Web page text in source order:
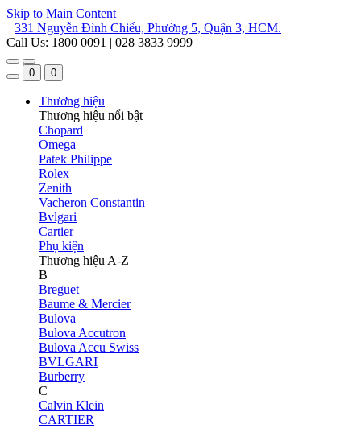
Skip to Main Content
331 Nguyễn Đình Chiểu, Phường 5, Quận 3, HCM.
Call Us: 1800 0091 | 028 3833 9999
0 0
Thương hiệu
Thương hiệu nổi bật
Chopard
Omega
Patek Philippe
Rolex
Zenith
Vacheron Constantin
Bvlgari
Cartier
Phụ kiện
Thương hiệu A-Z
B
Breguet
Baume & Mercier
Bulova
Bulova Accutron
Bulova Accu Swiss
BVLGARI
Burberry
C
Calvin Klein
CARTIER